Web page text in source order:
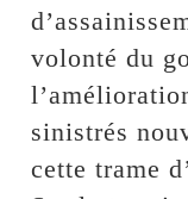
volonté du
sinistrés
cette trame